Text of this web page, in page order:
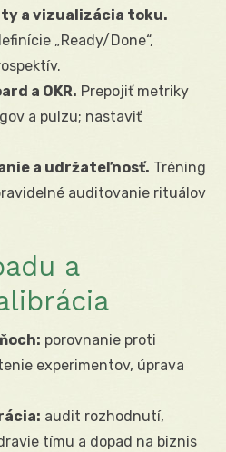
a vizualizácia toku.
„Ready/Done“,
a OKR. Prepojiť metriky
a pulzu; nastaviť
a udržateľnosť. Tréning
auditovanie rituálov
a
porovnanie proti
experimentov, úprava
audit rozhodnutí,
tímu a dopad na biznis